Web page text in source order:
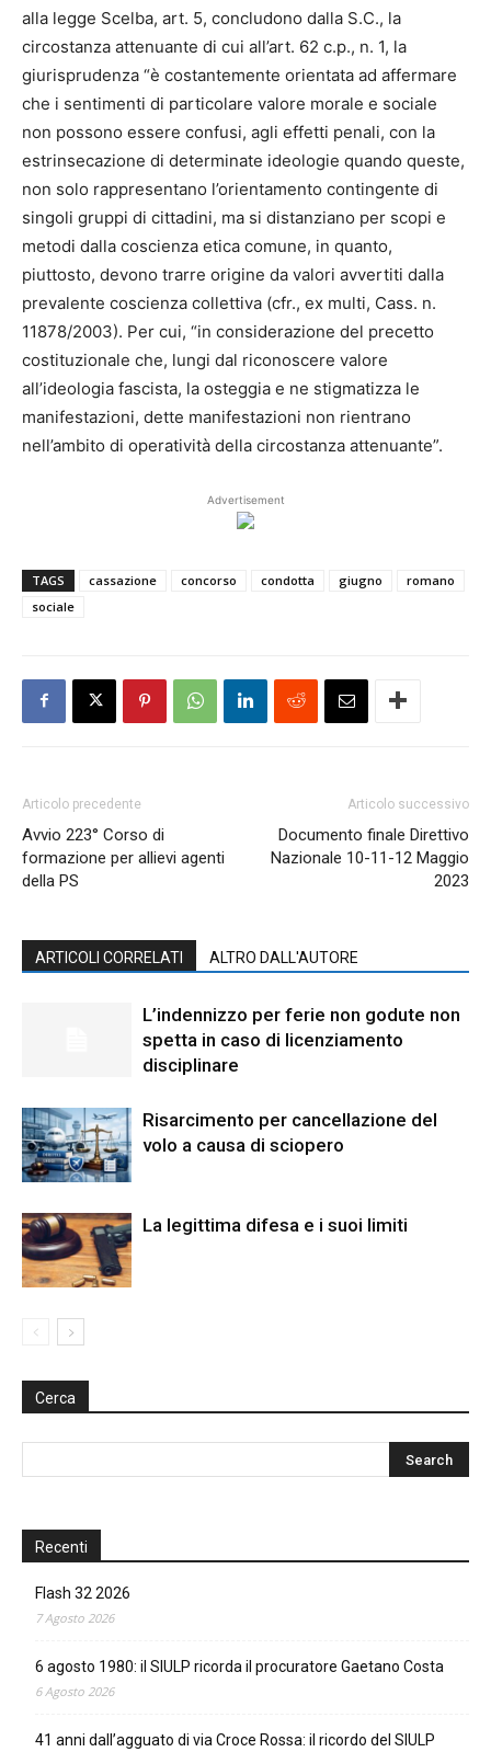
alla legge Scelba, art. 5, concludono dalla S.C., la
circostanza attenuante di cui all’art. 62 c.p., n. 1, la
giurisprudenza “è costantemente orientata ad affermare
che i sentimenti di particolare valore morale e sociale
non possono essere confusi, agli effetti penali, con la
estrinsecazione di determinate ideologie quando queste,
non solo rappresentano l’orientamento contingente di
singoli gruppi di cittadini, ma si distanziano per scopi e
metodi dalla coscienza etica comune, in quanto,
piuttosto, devono trarre origine da valori avvertiti dalla
prevalente coscienza collettiva (cfr., ex multi, Cass. n.
11878/2003). Per cui, “in considerazione del precetto
costituzionale che, lungi dal riconoscere valore
all’ideologia fascista, la osteggia e ne stigmatizza le
manifestazioni, dette manifestazioni non rientrano
nell’ambito di operatività della circostanza attenuante”.
Advertisement
TAGS cassazione concorso condotta giugno
romano
sociale
Articolo precedente
Avvio 223° Corso di
formazione per allievi agenti
della PS
Articolo successivo
Documento finale Direttivo
Nazionale 10-11-12 Maggio
2023
ARTICOLI CORRELATI ALTRO DALL'AUTORE
L’indennizzo per ferie non godute non
spetta in caso di licenziamento
disciplinare
Risarcimento per cancellazione del
volo a causa di sciopero
La legittima difesa e i suoi limiti
Cerca
Recenti
Flash 32 2026
7 Agosto 2026
6 agosto 1980: il SIULP ricorda il procuratore Gaetano Costa
6 Agosto 2026
41 anni dall’agguato di via Croce Rossa: il ricordo del SIULP